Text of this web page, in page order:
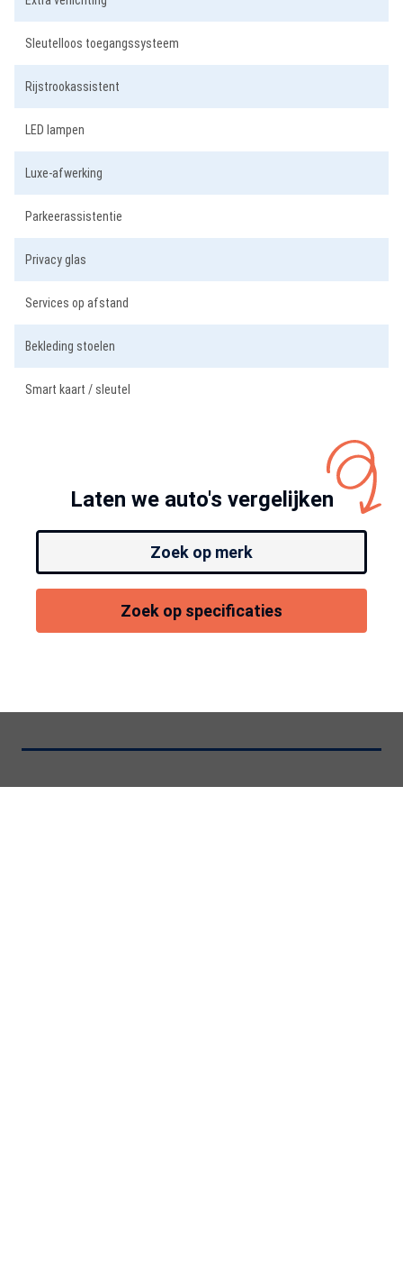
Sleutelloos toegangssysteem
Rijstrookassistent
LED lampen
Luxe-afwerking
Parkeerassistentie
Privacy glas
Services op afstand
Bekleding stoelen
Smart kaart / sleutel
Laten we auto's vergelijken
Zoek op merk
Zoek op specificaties